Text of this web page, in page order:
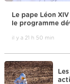
Le pape Léon
le programme
il y a 21 h 50 min